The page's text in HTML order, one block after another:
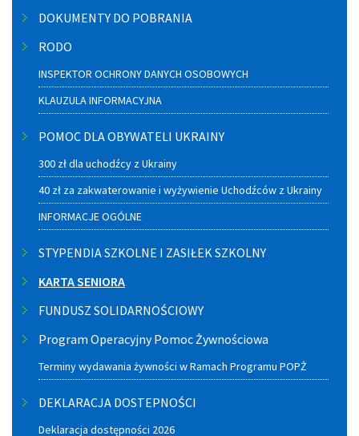
DOKUMENTY DO POBRANIA
RODO
INSPEKTOR OCHRONY DANYCH OSOBOWYCH
KLAUZULA INFORMACYJNA
POMOC DLA OBYWATELI UKRAINY
300 zł dla uchodźcy z Ukrainy
40 zł za zakwaterowanie i wyżywienie Uchodźców z Ukrainy
INFORMACJE OGÓLNE
STYPENDIA SZKOLNE I ZASIŁEK SZKOLNY
KARTA SENIORA
FUNDUSZ SOLIDARNOŚCIOWY
Program Operacyjny Pomoc Żywnościowa
Terminy wydawania żywności w Ramach Programu POPŻ
DEKLARACJA DOSTEPNOŚCI
Deklaracja dostępności 2026